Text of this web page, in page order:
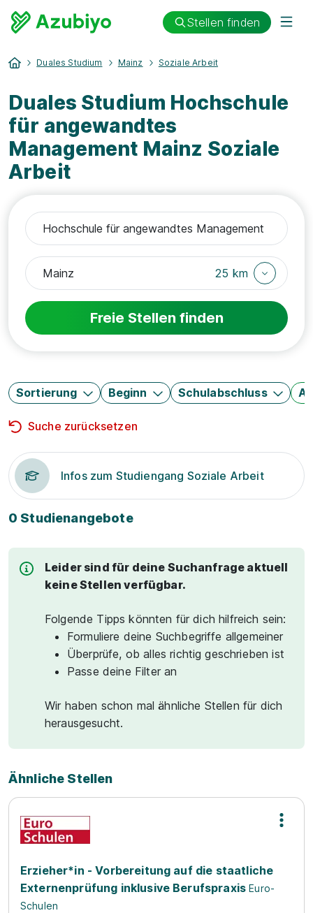
Stellen finden
Duales Studium Mainz Soziale Arbeit
Duales Studium Hochschule
für angewandtes
Management Mainz Soziale
Arbeit
25 km
Freie Stellen finden
Sortierung Beginn Schulabschluss
Suche zurücksetzen
Infos zum Studiengang Soziale Arbeit
0 Studienangebote
Leider sind für deine Suchanfrage aktuell
keine Stellen verfügbar.
Folgende Tipps könnten für dich hilfreich sein:
Formuliere deine Suchbegriffe allgemeiner
Überprüfe, ob alles richtig geschrieben ist
Passe deine Filter an
Wir haben schon mal ähnliche Stellen für dich
herausgesucht.
Ähnliche Stellen
Erzieher*in - Vorbereitung auf die staatliche
Externenprüfung inklusive Berufspraxis Euro-
Schulen